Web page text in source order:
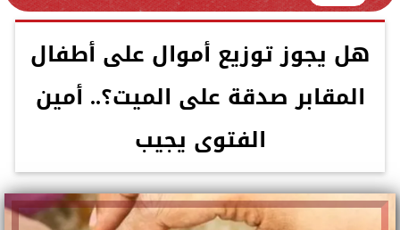
هل يجوز توزيع أموال على أطفال
المقابر صدقة على الميت؟.. أمين
الفتوى يجيب